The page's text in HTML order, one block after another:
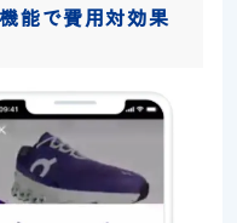
能で費用対効果